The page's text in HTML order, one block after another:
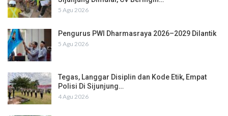
5 Agu 2026
Pengurus PWI Dharmasraya 2026–2029 Dilantik
5 Agu 2026
Tegas, Langgar Disiplin dan Kode Etik, Empat
Polisi Di Sijunjung…
4 Agu 2026